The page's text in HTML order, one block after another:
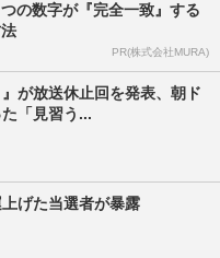
つの数字が『完全一致』する
PR(株式会社MURA)
が放送休止回を発表、朝ド
「見習う...
げた当選者が暴露